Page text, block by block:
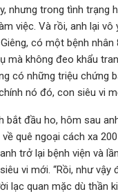
nhưng trong tình trạng
việc. Và rồi, anh lại vô
có một bệnh
mà không đeo khẩu
có những triệu chứng
nó đó, con siêu vi
bắt đầu ho, hôm sau
quê ngoại cách xa
trở lại bệnh viện và
vi mới. “Rồi, như vậy
lạc quan mặc dù thần